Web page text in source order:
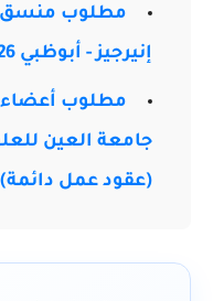
مطلوب منسق
إنيرجيز - أبوظبي 2026 (بدأ التقديم الآن)
مطلوب أعضاء
(عقود عمل دائمة)